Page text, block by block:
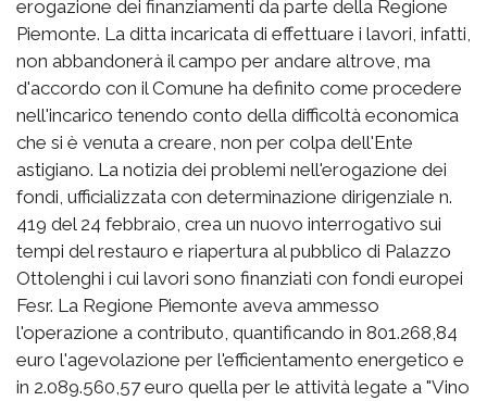
erogazione dei finanziamenti da parte della Regione
Piemonte. La ditta incaricata di effettuare i lavori, infatti,
non abbandonerà il campo per andare altrove, ma
d'accordo con il Comune ha definito come procedere
nell'incarico tenendo conto della difficoltà economica
che si è venuta a creare, non per colpa dell'Ente
astigiano. La notizia dei problemi nell'erogazione dei
fondi, ufficializzata con determinazione dirigenziale n.
419 del 24 febbraio, crea un nuovo interrogativo sui
tempi del restauro e riapertura al pubblico di Palazzo
Ottolenghi i cui lavori sono finanziati con fondi europei
Fesr. La Regione Piemonte aveva ammesso
l'operazione a contributo, quantificando in 801.268,84
euro l'agevolazione per l'efficientamento energetico e
in 2.089.560,57 euro quella per le attività legate a "Vino